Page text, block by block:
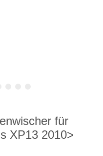
für
XP13 2010>